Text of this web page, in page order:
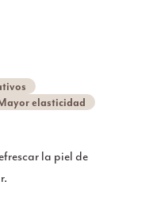
sean una
futuros. Por ello,
con
aquí en
elasticidad
la piel de